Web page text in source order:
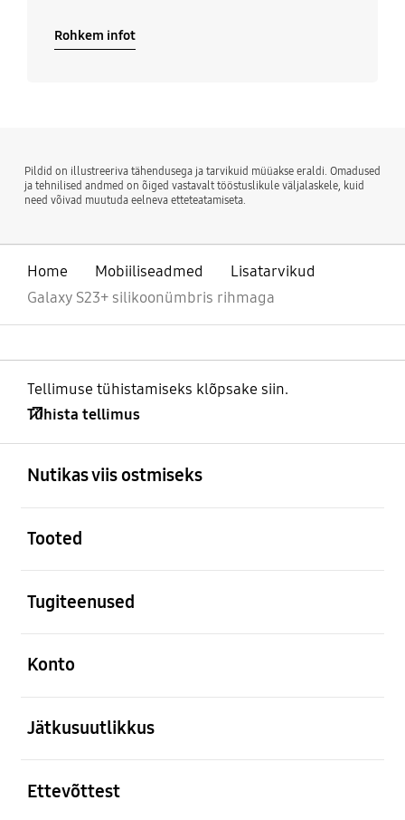
Rohkem infot
Pildid on illustreeriva tähendusega ja tarvikuid müüakse eraldi. Omadused
ja tehnilised andmed on õiged vastavalt tööstuslikule väljalaskele, kuid
need võivad muutuda eelneva etteteatamiseta.
Home Mobiiliseadmed
Lisatarvikud
Galaxy S23+ silikoonümbris rihmaga
Tellimuse tühistamiseks klõpsake siin.
Tühista tellimus
Nutikas viis ostmiseks
Tooted
Tugiteenused
Konto
Jätkusuutlikkus
Ettevõttest